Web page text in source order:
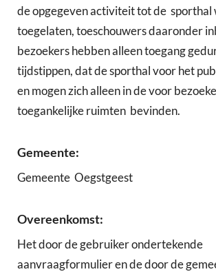
de opgegeven activiteit tot de sporthal
toegelaten, toeschouwers daaronder
bezoekers hebben alleen toegang
tijdstippen, dat de sporthal voor het
en mogen zich alleen in de voor
toegankelijke ruimten bevinden.
Gemeente:
Gemeente Oegstgeest
Overeenkomst:
Het door de gebruiker ondertekende
aanvraagformulier en de door de